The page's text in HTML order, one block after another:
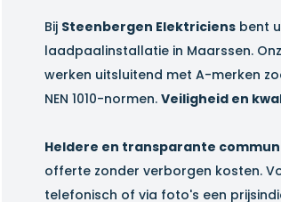
Bij Steenbergen Elektriciens bent
laadpaalinstallatie in Maarssen.
werken uitsluitend met A-merken
NEN 1010-normen. Veiligheid en
Heldere en transparante
offerte zonder verborgen kosten.
telefonisch of via foto's een